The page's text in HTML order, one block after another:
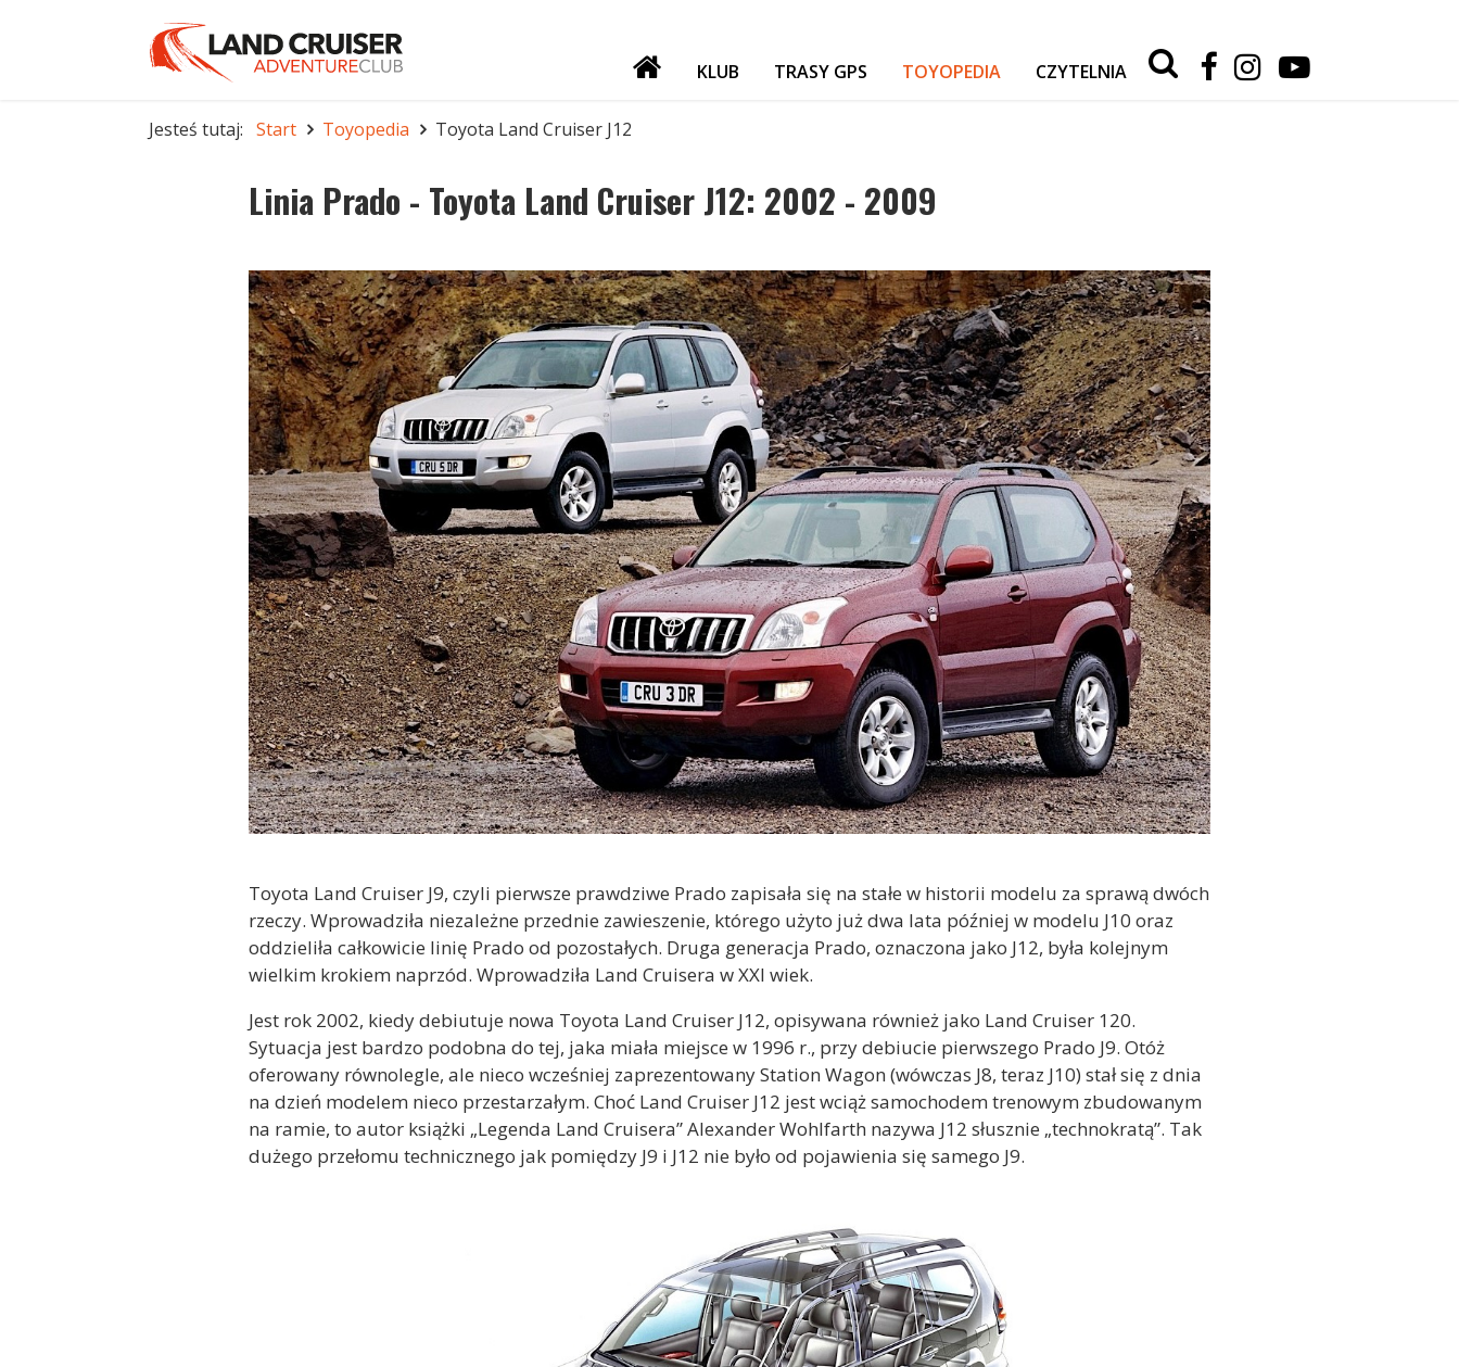
KLUB
GIEŁDA
TRASY GPS TOYOPEDIA CZYTELNIA
characters
Jesteś tutaj: Start Toyopedia Toyota Land Cruiser J12
Linia Prado - Toyota Land Cruiser J12: 2002 - 2009
Toyota Land Cruiser J9, czyli pierwsze prawdziwe Prado zapisała się na stałe w historii modelu za sprawą dwóch
rzeczy. Wprowadziła niezależne przednie zawieszenie, którego użyto już dwa lata później w modelu J10 oraz
oddzieliła całkowicie linię Prado od pozostałych. Druga generacja Prado, oznaczona jako J12, była kolejnym
wielkim krokiem naprzód. Wprowadziła Land Cruisera w XXI wiek.
Jest rok 2002, kiedy debiutuje nowa Toyota Land Cruiser J12, opisywana również jako Land Cruiser 120.
Sytuacja jest bardzo podobna do tej, jaka miała miejsce w 1996 r., przy debiucie pierwszego Prado J9. Otóż
oferowany równolegle, ale nieco wcześniej zaprezentowany Station Wagon (wówczas J8, teraz J10) stał się z dnia
na dzień modelem nieco przestarzałym. Choć Land Cruiser J12 jest wciąż samochodem trenowym zbudowanym
na ramie, to autor książki „Legenda Land Cruisera” Alexander Wohlfarth nazywa J12 słusznie „technokratą”. Tak
dużego przełomu technicznego jak pomiędzy J9 i J12 nie było od pojawienia się samego J9.